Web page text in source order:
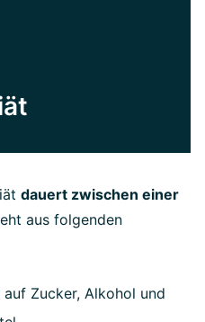
dauert zwischen einer
aus folgenden
auf Zucker, Alkohol und